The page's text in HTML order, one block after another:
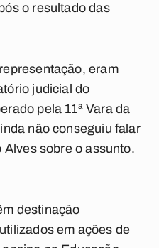
o resultado das
eram
judicial do
pela 11ª Vara da
não conseguiu falar
sobre o assunto.
destinação
em ações de